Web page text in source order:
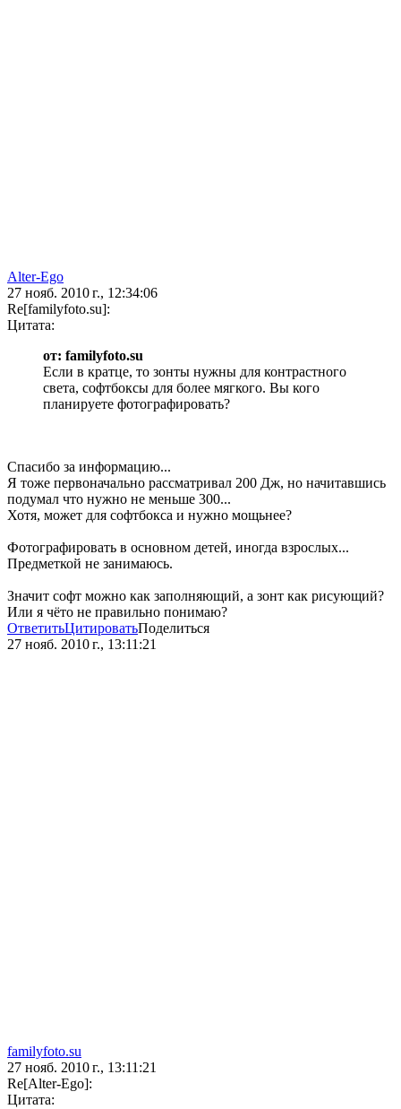
Alter-Ego
27 нояб. 2010 г., 12:34:06
Re[familyfoto.su]:
Цитата:
от: familyfoto.su
Если в кратце, то зонты нужны для контрастного
света, софтбоксы для более мягкого. Вы кого
планируете фотографировать?
Спасибо за информацию...
Я тоже первоначально рассматривал 200 Дж, но начитавшись
подумал что нужно не меньше 300...
Хотя, может для софтбокса и нужно мощьнее?
Фотографировать в основном детей, иногда взрослых...
Предметкой не занимаюсь.
Значит софт можно как заполняющий, а зонт как рисующий?
Или я чёто не правильно понимаю?
ОтветитьЦитироватьПоделиться
27 нояб. 2010 г., 13:11:21
familyfoto.su
27 нояб. 2010 г., 13:11:21
Re[Alter-Ego]:
Цитата: